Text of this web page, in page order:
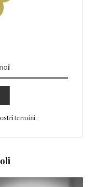
termini.